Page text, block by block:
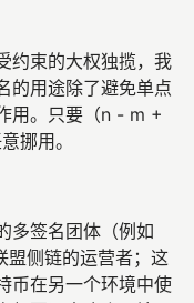
约束的大权独揽，我
的用途除了避免单点
用。只要（n - m +
挪用。
多签名团体（例如
盟侧链的运营者；这
币在另一个环境中使